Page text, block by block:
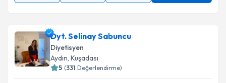
Dyt. Selinay Sabuncu
Diyetisyen
Aydın, Kuşadası
5 (331 Değerlendirme)